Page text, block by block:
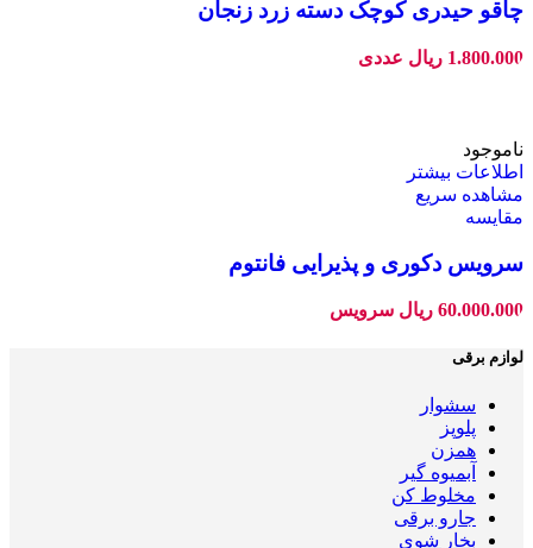
چاقو حیدری کوچک دسته زرد زنجان
1.800.000 ریال عددی
ناموجود
اطلاعات بیشتر
مشاهده سریع
مقایسه
سرویس دکوری و پذیرایی فانتوم
60.000.000 ریال سرویس
لوازم برقی
سشوار
پلوپز
همزن
آبمیوه گیر
مخلوط کن
جارو برقی
بخار شوی